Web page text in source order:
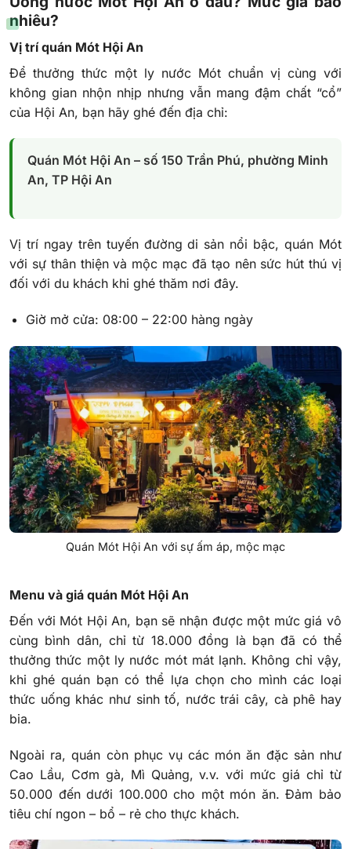
nhiêu?
Vị trí quán Mót Hội An
Để thưởng thức một ly nước Mót chuẩn vị cùng với
không gian nhộn nhịp nhưng vẫn mang đậm chất “cổ”
của Hội An, bạn hãy ghé đến địa chỉ:
Quán Mót Hội An – số 150 Trần Phú, phường Minh
An, TP Hội An
Vị trí ngay trên tuyến đường di sản nổi bậc, quán Mót
với sự thân thiện và mộc mạc đã tạo nên sức hút thú vị
đối với du khách khi ghé thăm nơi đây.
Giờ mở cửa: 08:00 – 22:00 hàng ngày
Quán Mót Hội An với sự ấm áp, mộc mạc
Menu và giá quán Mót Hội An
Đến với Mót Hội An, bạn sẽ nhận được một mức giá vô
cùng bình dân, chỉ từ 18.000 đồng là bạn đã có thể
thưởng thức một ly nước mót mát lạnh. Không chỉ vậy,
khi ghé quán bạn có thể lựa chọn cho mình các loại
thức uống khác như sinh tố, nước trái cây, cà phê hay
bia.
Ngoài ra, quán còn phục vụ các món ăn đặc sản như
Cao Lầu, Cơm gà, Mì Quảng, v.v. với mức giá chỉ từ
50.000 đến dưới 100.000 cho một món ăn. Đảm bảo
tiêu chí ngon – bổ – rẻ cho thực khách.